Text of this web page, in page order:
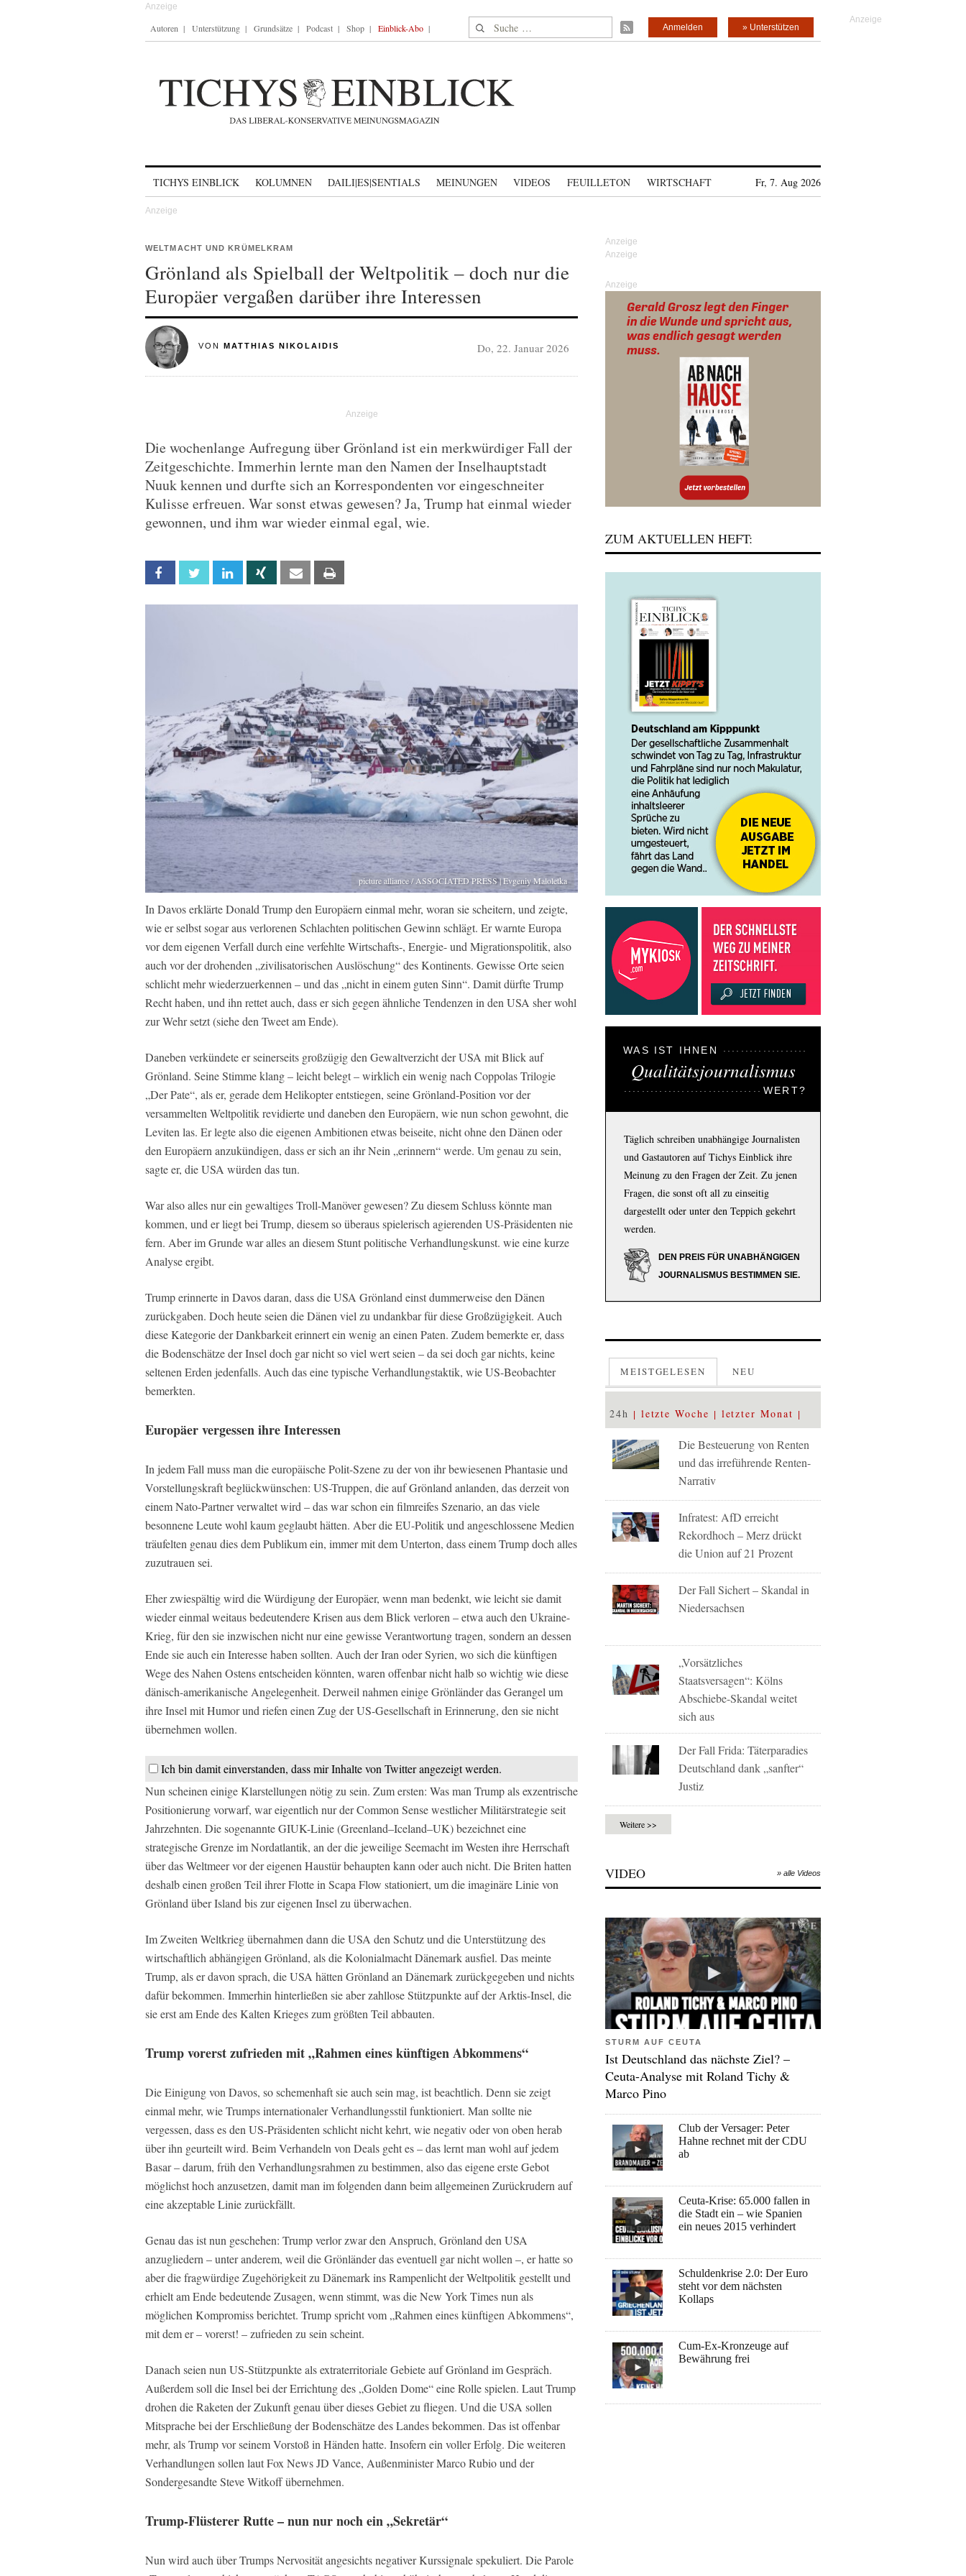
Autoren Unterstützung Grundsätze Podcast Shop Einblick-Abo Suche nach: » Unterstützen
Anmelden
TICHYS EINBLICK KOLUMNEN DAILI|ES|SENTIALS MEINUNGEN VIDEOS FEUILLETON WIRTSCHAFT Fr, 7. Aug 2026
WELTMACHT UND KRÜMELKRAM
Grönland als Spielball der Weltpolitik – doch nur die
Europäer vergaßen darüber ihre Interessen
VON MATTHIAS NIKOLAIDIS Do, 22. Januar 2026
Die wochenlange Aufregung über Grönland ist ein merkwürdiger Fall der
Zeitgeschichte. Immerhin lernte man den Namen der Inselhauptstadt
Nuuk kennen und durfte sich an Korrespondenten vor eingeschneiter
Kulisse erfreuen. War sonst etwas gewesen? Ja, Trump hat einmal wieder
gewonnen, und ihm war wieder einmal egal, wie.
Facebook Twitter Linkedin Xing Email
picture alliance / ASSOCIATED PRESS | Evgeniy Maloletka
In Davos erklärte Donald Trump den Europäern einmal mehr, woran sie scheitern, und zeigte,
wie er selbst sogar aus verlorenen Schlachten politischen Gewinn schlägt. Er warnte Europa
vor dem eigenen Verfall durch eine verfehlte Wirtschafts-, Energie- und Migrationspolitik, also
auch vor der drohenden „zivilisatorischen Auslöschung“ des Kontinents. Gewisse Orte seien
schlicht mehr wiederzuerkennen – und das „nicht in einem guten Sinn“. Damit dürfte Trump
Recht haben, und ihn rettet auch, dass er sich gegen ähnliche Tendenzen in den USA sher wohl
zur Wehr setzt (siehe den Tweet am Ende).
Daneben verkündete er seinerseits großzügig den Gewaltverzicht der USA mit Blick auf
Grönland. Seine Stimme klang – leicht belegt – wirklich ein wenig nach Coppolas Trilogie
„Der Pate“, als er, gerade dem Helikopter entstiegen, seine Grönland-Position vor der
versammelten Weltpolitik revidierte und daneben den Europäern, wie nun schon gewohnt, die
Leviten las. Er legte also die eigenen Ambitionen etwas beiseite, nicht ohne den Dänen oder
den Europäern anzukündigen, dass er sich an ihr Nein „erinnern“ werde. Um genau zu sein,
sagte er, die USA würden das tun.
War also alles nur ein gewaltiges Troll-Manöver gewesen? Zu diesem Schluss könnte man
kommen, und er liegt bei Trump, diesem so überaus spielerisch agierenden US-Präsidenten nie
fern. Aber im Grunde war alles an diesem Stunt politische Verhandlungskunst. wie eine kurze
Analyse ergibt.
Trump erinnerte in Davos daran, dass die USA Grönland einst dummerweise den Dänen
zurückgaben. Doch heute seien die Dänen viel zu undankbar für diese Großzügigkeit. Auch
diese Kategorie der Dankbarkeit erinnert ein wenig an einen Paten. Zudem bemerkte er, dass
die Bodenschätze der Insel doch gar nicht so viel wert seien – da sei doch gar nichts, keine
seltenen Erden jedenfalls. Auch das eine typische Verhandlungstaktik, wie US-Beobachter
bemerkten.
Europäer vergessen ihre Interessen
In jedem Fall muss man die europäische Polit-Szene zu der von ihr bewiesenen Phantasie und
Vorstellungskraft beglückwünschen: US-Truppen, die auf Grönland anlanden, das derzeit von
einem Nato-Partner verwaltet wird – das war schon ein filmreifes Szenario, an das viele
besonnene Leute wohl kaum geglaubt hätten. Aber die EU-Politik und angeschlossene Medien
träufelten genau dies dem Publikum ein, immer mit dem Unterton, dass einem Trump doch alles
zuzutrauen sei.
Eher zwiespältig wird die Würdigung der Europäer, wenn man bedenkt, wie leicht sie damit
wieder einmal weitaus bedeutendere Krisen aus dem Blick verloren – etwa auch den Ukraine-
Krieg, für den sie inzwischen nicht nur eine gewisse Verantwortung tragen, sondern an dessen
Ende sie auch ein Interesse haben sollten. Auch der Iran oder Syrien, wo sich die künftigen
Wege des Nahen Ostens entscheiden könnten, waren offenbar nicht halb so wichtig wie diese
dänisch-amerikanische Angelegenheit. Derweil nahmen einige Grönländer das Gerangel um
ihre Insel mit Humor und riefen einen Zug der US-Gesellschaft in Erinnerung, den sie nicht
übernehmen wollen.
Ich bin damit einverstanden, dass mir Inhalte von Twitter angezeigt werden.
Nun scheinen einige Klarstellungen nötig zu sein. Zum ersten: Was man Trump als exzentrische
Positionierung vorwarf, war eigentlich nur der Common Sense westlicher Militärstrategie seit
Jahrzehnten. Die sogenannte GIUK-Linie (Greenland–Iceland–UK) bezeichnet eine
strategische Grenze im Nordatlantik, an der die jeweilige Seemacht im Westen ihre Herrschaft
über das Weltmeer vor der eigenen Haustür behaupten kann oder auch nicht. Die Briten hatten
deshalb einen großen Teil ihrer Flotte in Scapa Flow stationiert, um die imaginäre Linie von
Grönland über Island bis zur eigenen Insel zu überwachen.
Im Zweiten Weltkrieg übernahmen dann die USA den Schutz und die Unterstützung des
wirtschaftlich abhängigen Grönland, als die Kolonialmacht Dänemark ausfiel. Das meinte
Trump, als er davon sprach, die USA hätten Grönland an Dänemark zurückgegeben und nichts
dafür bekommen. Immerhin hinterließen sie aber zahllose Stützpunkte auf der Arktis-Insel, die
sie erst am Ende des Kalten Krieges zum größten Teil abbauten.
Trump vorerst zufrieden mit „Rahmen eines künftigen Abkommens“
Die Einigung von Davos, so schemenhaft sie auch sein mag, ist beachtlich. Denn sie zeigt
einmal mehr, wie Trumps internationaler Verhandlungsstil funktioniert. Man sollte nie
vergessen, dass es den US-Präsidenten schlicht nicht kehrt, wie negativ oder von oben herab
über ihn geurteilt wird. Beim Verhandeln von Deals geht es – das lernt man wohl auf jedem
Basar – darum, früh den Verhandlungsrahmen zu bestimmen, also das eigene erste Gebot
möglichst hoch anzusetzen, damit man im folgenden dann beim allgemeinen Zurückrudern auf
eine akzeptable Linie zurückfällt.
Genau das ist nun geschehen: Trump verlor zwar den Anspruch, Grönland den USA
anzugliedern – unter anderem, weil die Grönländer das eventuell gar nicht wollen –, er hatte so
aber die fragwürdige Zugehörigkeit zu Dänemark ins Rampenlicht der Weltpolitik gestellt und
erhielt am Ende bedeutende Zusagen, wenn stimmt, was die New York Times nun als
möglichen Kompromiss berichtet. Trump spricht vom „Rahmen eines künftigen Abkommens“,
mit dem er – vorerst! – zufrieden zu sein scheint.
Danach seien nun US-Stützpunkte als extraterritoriale Gebiete auf Grönland im Gespräch.
Außerdem soll die Insel bei der Errichtung des „Golden Dome“ eine Rolle spielen. Laut Trump
drohen die Raketen der Zukunft genau über dieses Gebiet zu fliegen. Und die USA sollen
Mitsprache bei der Erschließung der Bodenschätze des Landes bekommen. Das ist offenbar
mehr, als Trump vor seinem Vorstoß in Händen hatte. Insofern ein voller Erfolg. Die weiteren
Verhandlungen sollen laut Fox News JD Vance, Außenminister Marco Rubio und der
Sondergesandte Steve Witkoff übernehmen.
Trump-Flüsterer Rutte – nun nur noch ein „Sekretär“
Nun wird auch über Trumps Nervosität angesichts negativer Kurssignale spekuliert. Die Parole
Anzeige
ZUM AKTUELLEN HEFT:
WAS IST IHNEN
Qualitätsjournalismus
WERT?
Täglich schreiben unabhängige Journalisten
und Gastautoren auf Tichys Einblick ihre
Meinung zu den Fragen der Zeit. Zu jenen
Fragen, die sonst oft all zu einseitig
dargestellt oder unter den Teppich gekehrt
werden.
DEN PREIS FÜR UNABHÄNGIGEN
JOURNALISMUS BESTIMMEN SIE.
MEISTGELESEN NEU
24h letzte Woche letzter Monat
Die Besteuerung von Renten
und das irreführende Renten-
Narrativ
Infratest: AfD erreicht
Rekordhoch – Merz drückt
die Union auf 21 Prozent
Der Fall Sichert – Skandal in
Niedersachsen
„Vorsätzliches
Staatsversagen“: Kölns
Abschiebe-Skandal weitet
sich aus
Der Fall Frida: Täterparadies
Deutschland dank „sanfter“
Justiz
Weitere >>
VIDEO » alle Videos
STURM AUF CEUTA
Ist Deutschland das nächste Ziel? –
Ceuta-Analyse mit Roland Tichy &
Marco Pino
Club der Versager: Peter
Hahne rechnet mit der CDU
ab
Ceuta-Krise: 65.000 fallen in
die Stadt ein – wie Spanien
ein neues 2015 verhindert
Schuldenkrise 2.0: Der Euro
steht vor dem nächsten
Kollaps
Cum-Ex-Kronzeuge auf
Bewährung frei